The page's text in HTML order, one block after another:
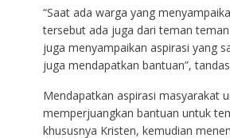
“Saat ada warga yang
tersebut ada juga dari teman
juga menyampaikan aspirasi yang
juga mendapatkan bantuan”,
Mendapatkan aspirasi masyarakat
memperjuangkan bantuan untuk
khususnya Kristen, kemudian